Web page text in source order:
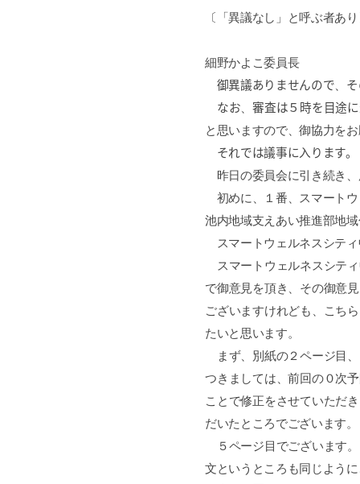
〔「異議なし」と呼ぶ者あ
細野かよこ委員長
御異議ありませんので
なお 、審査は５時を目途
と思いますので、御協力を
それでは議事に入ります。
昨日の委員会に引き続き
初めに、１番、スマートウ
池内地域支えあい推進部地
スマートウェルネスシティ
スマートウェルネスシテ
で御意見を頂き、その御意
ございますけれども、こち
たいと思います。
まず、別紙の２ページ目
つきましては、前回の０次
ことで修正をさせていただ
だいたところでございます。
５ページ目でございます
文というところも同じよう